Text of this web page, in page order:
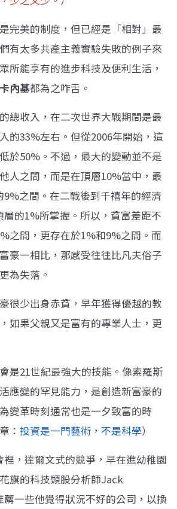
完美的制度，但已經是「相對」最
有太多共產主義實驗失敗的例子來
所能享有的進步科技及便利生活，
卡內基都為之咋舌。
總收入，在二次世界大戰期間是最
的33%左右。但從2006年開始，這
於50%。不過，最大的變動並不是
人之間，而是在頂層10%當中，最
之間。在二戰後到千禧年的經濟
的1%所掌握。所以，貧富差距不
之間，更存在於1%和9%之間。而
豪一相比，那感受往往比凡夫俗子
為失落。
很少出身赤貧，早年獲得優越的教
如果父親又是富有的專業人士，更
是21世紀最強大的技能。像索羅斯
應變的罕見能力，是創造新富豪的
變革時刻通常也是一夕致富的時
： 投資是一門藝術，不是科學）
，達爾文式的競爭，早在進幼稚園
旗的科技類股分析師Jack
一些他覺得狀況不好的公司，以換